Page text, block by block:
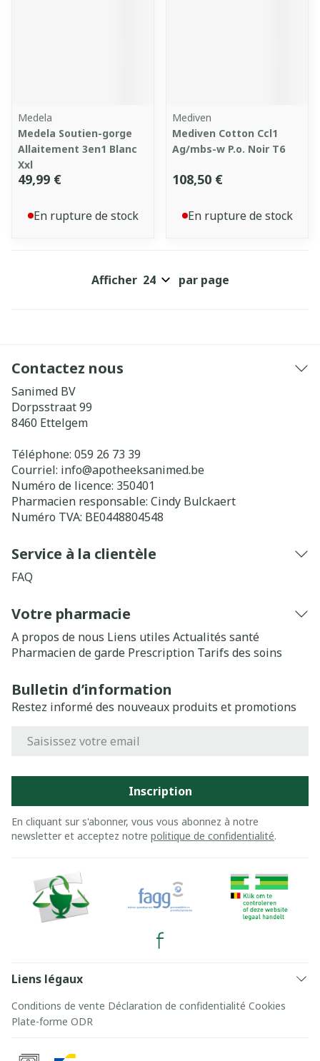
Medela
Medela Soutien-gorge
Allaitement 3en1 Blanc
Xxl
49,99 €
En rupture de stock
Mediven
Mediven Cotton Ccl1
Ag/mbs-w P.o. Noir T6
108,50 €
En rupture de stock
Afficher par page
Contactez nous
Sanimed BV
Dorpsstraat 99
8460 Ettelgem
Téléphone: 059 26 73 39
Courriel: info@apotheeksanimed.be
Numéro de licence: 350401
Pharmacien responsable: Cindy Bulckaert
Numéro TVA: BE0448804548
Service à la clientèle
FAQ
Votre pharmacie
A propos de nous Liens utiles Actualités santé
Pharmacien de garde Prescription Tarifs des soins
Bulletin d’information
Restez informé des nouveaux produits et promotions
Inscription
En cliquant sur s'abonner, vous vous abonnez à notre
newsletter et acceptez notre politique de confidentialité.
Liens légaux
Conditions de vente Déclaration de confidentialité Cookies
Plate-forme ODR